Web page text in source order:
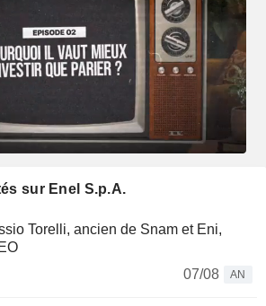
sur Enel S.p.A.
Torelli, ancien de Snam et Eni,
07/08
AN